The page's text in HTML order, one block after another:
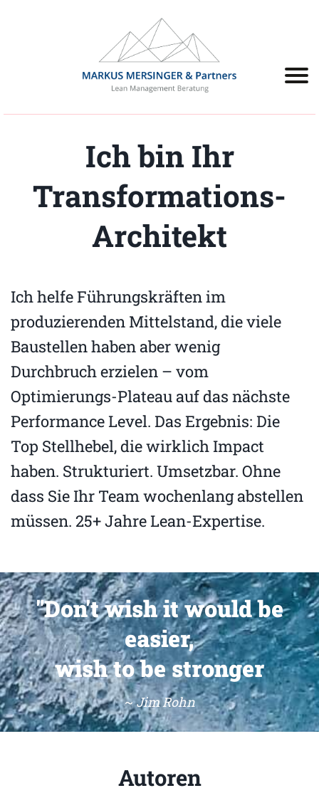
Ich bin Ihr
Transformations-
Architekt
Ich helfe Führungskräften im
produzierenden Mittelstand, die viele
Baustellen haben aber wenig
Durchbruch erzielen – vom
Optimierungs-Plateau auf das nächste
Performance Level. Das Ergebnis: Die
Top Stellhebel, die wirklich Impact
haben. Strukturiert. Umsetzbar. Ohne
dass Sie Ihr Team wochenlang abstellen
müssen. 25+ Jahre Lean-Expertise.
"Don't wish it would be
easier,
wish to be stronger
~Jim Rohn
Autoren